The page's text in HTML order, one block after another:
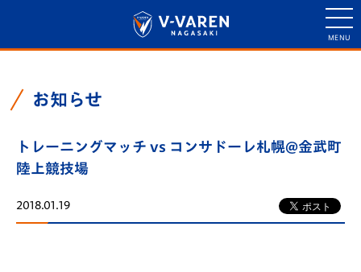
お知らせ
トレーニングマッチ vs コンサドーレ札幌@金武町
陸上競技場
2018.01.19